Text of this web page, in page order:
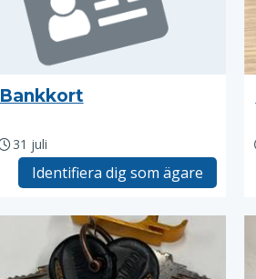
Bankkort
31 juli
Identifiera dig som ägare